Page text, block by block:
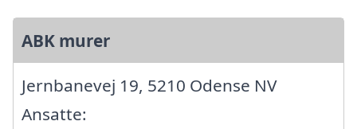
ABK murer
Jernbanevej 19, 5210 Odense NV
Ansatte: